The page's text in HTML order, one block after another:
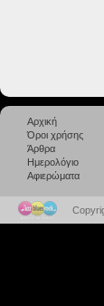
Αρχική
Όροι χρήσης
Άρθρα
Ημερολόγιο
Αφιερώματα